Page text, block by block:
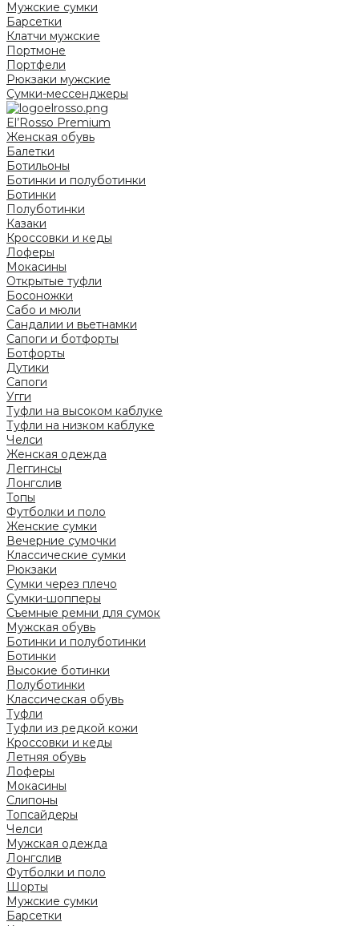
Мужские сумки
Барсетки
Клатчи мужские
Портмоне
Портфели
Рюкзаки мужские
Сумки-мессенджеры
El’Rosso Premium
Женская обувь
Балетки
Ботильоны
Ботинки и полуботинки
Ботинки
Полуботинки
Казаки
Кроссовки и кеды
Лоферы
Мокасины
Открытые туфли
Босоножки
Сабо и мюли
Сандалии и вьетнамки
Сапоги и ботфорты
Ботфорты
Дутики
Сапоги
Угги
Туфли на высоком каблуке
Туфли на низком каблуке
Челси
Женская одежда
Леггинсы
Лонгслив
Топы
Футболки и поло
Женские сумки
Вечерние сумочки
Классические сумки
Рюкзаки
Сумки через плечо
Сумки-шопперы
Съемные ремни для сумок
Мужская обувь
Ботинки и полуботинки
Ботинки
Высокие ботинки
Полуботинки
Классическая обувь
Туфли
Туфли из редкой кожи
Кроссовки и кеды
Летняя обувь
Лоферы
Мокасины
Слипоны
Топсайдеры
Челси
Мужская одежда
Лонгслив
Футболки и поло
Шорты
Мужские сумки
Барсетки